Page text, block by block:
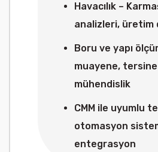
Havacılık –
analizleri, üretim
Boru ve yapı
muayene, tersine
mühendislik
CMM ile uyumlu
otomasyon
entegrasyon